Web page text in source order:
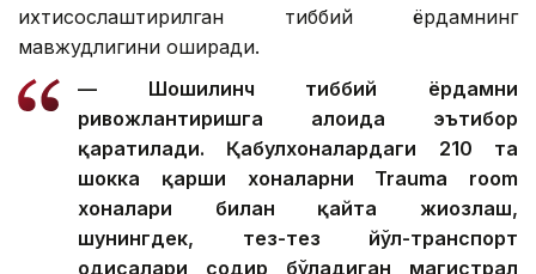
ихтисослаштирилган тиббий ёрдамнинг
мавжудлигини оширади.
— Шошилинч тиббий ёрдамни
ривожлантиришга алоҳида эътибор
қаратилади. Қабулхоналардаги 210 та
шокка қарши хоналарни Trauma room
хоналари билан қайта жиҳозлаш,
шунингдек, тез-тез йўл-транспорт
ҳодисалари содир бўладиган магистрал